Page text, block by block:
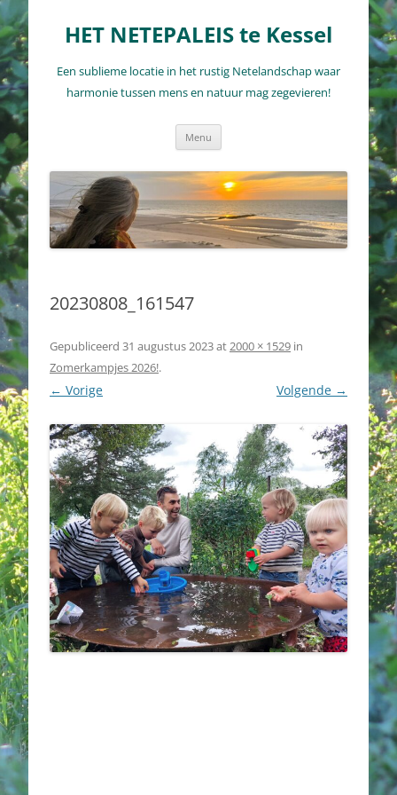
inhoud
HET NETEPALEIS te Kessel
Een sublieme locatie in het rustig Netelandschap waar
harmonie tussen mens en natuur mag zegevieren!
Menu
20230808_161547
Gepubliceerd 31 augustus 2023at2000 × 1529 in
Zomerkampjes 2026!.
← Vorige Volgende →